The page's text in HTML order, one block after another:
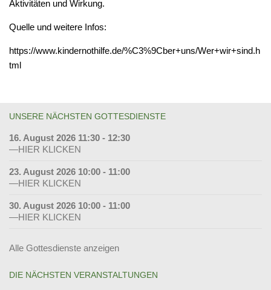
Aktivitäten und Wirkung.
Quelle und weitere Infos:
https://www.kindernothilfe.de/%C3%9Cber+uns/Wer+wir+sind.h
tml
UNSERE NÄCHSTEN GOTTESDIENSTE
16. August 2026 11:30 - 12:30
—HIER KLICKEN
23. August 2026 10:00 - 11:00
—HIER KLICKEN
30. August 2026 10:00 - 11:00
—HIER KLICKEN
Alle Gottesdienste anzeigen
DIE NÄCHSTEN VERANSTALTUNGEN